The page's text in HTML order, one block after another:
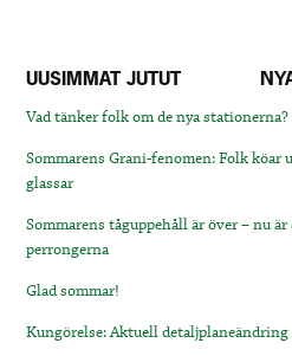
UUSIMMAT JUTUT
Vad tänker folk om de nya stationerna?
Sommarens Grani-fenomen: Folk
glassar
Sommarens tåguppehåll är över – nu
perrongerna
Glad sommar!
Kungörelse: Aktuell detaljplaneändring